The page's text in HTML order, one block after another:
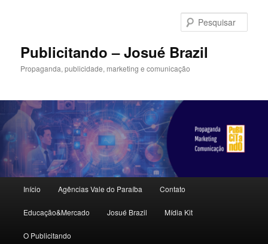
principalPublicitando – Josué Brazil
Propaganda, publicidade, marketing e comunicação
principal
Início Agências Vale do Paraíba Contato
Educação&Mercado Josué Brazil Mídia Kit
O Publicitando